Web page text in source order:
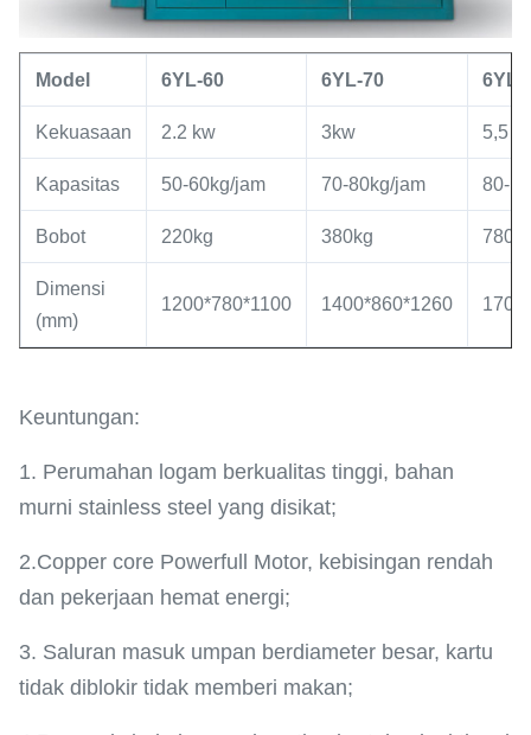
Model 6YL-60 6YL-70 6YL
Kekuasaan 2.2 kw 3kw 5,5
Kapasitas 50-60kg/jam 70-80kg/jam 80-
Bobot 220kg 380kg
Dimensi
(mm)
1200*780*1100 1400*860*1260
Keuntungan:
1. Perumahan logam berkualitas tinggi, bahan
murni stainless steel yang disikat;
2.Copper core Powerfull Motor, kebisingan rendah
dan pekerjaan hemat energi;
3. Saluran masuk umpan berdiameter besar, kartu
tidak diblokir tidak memberi makan;